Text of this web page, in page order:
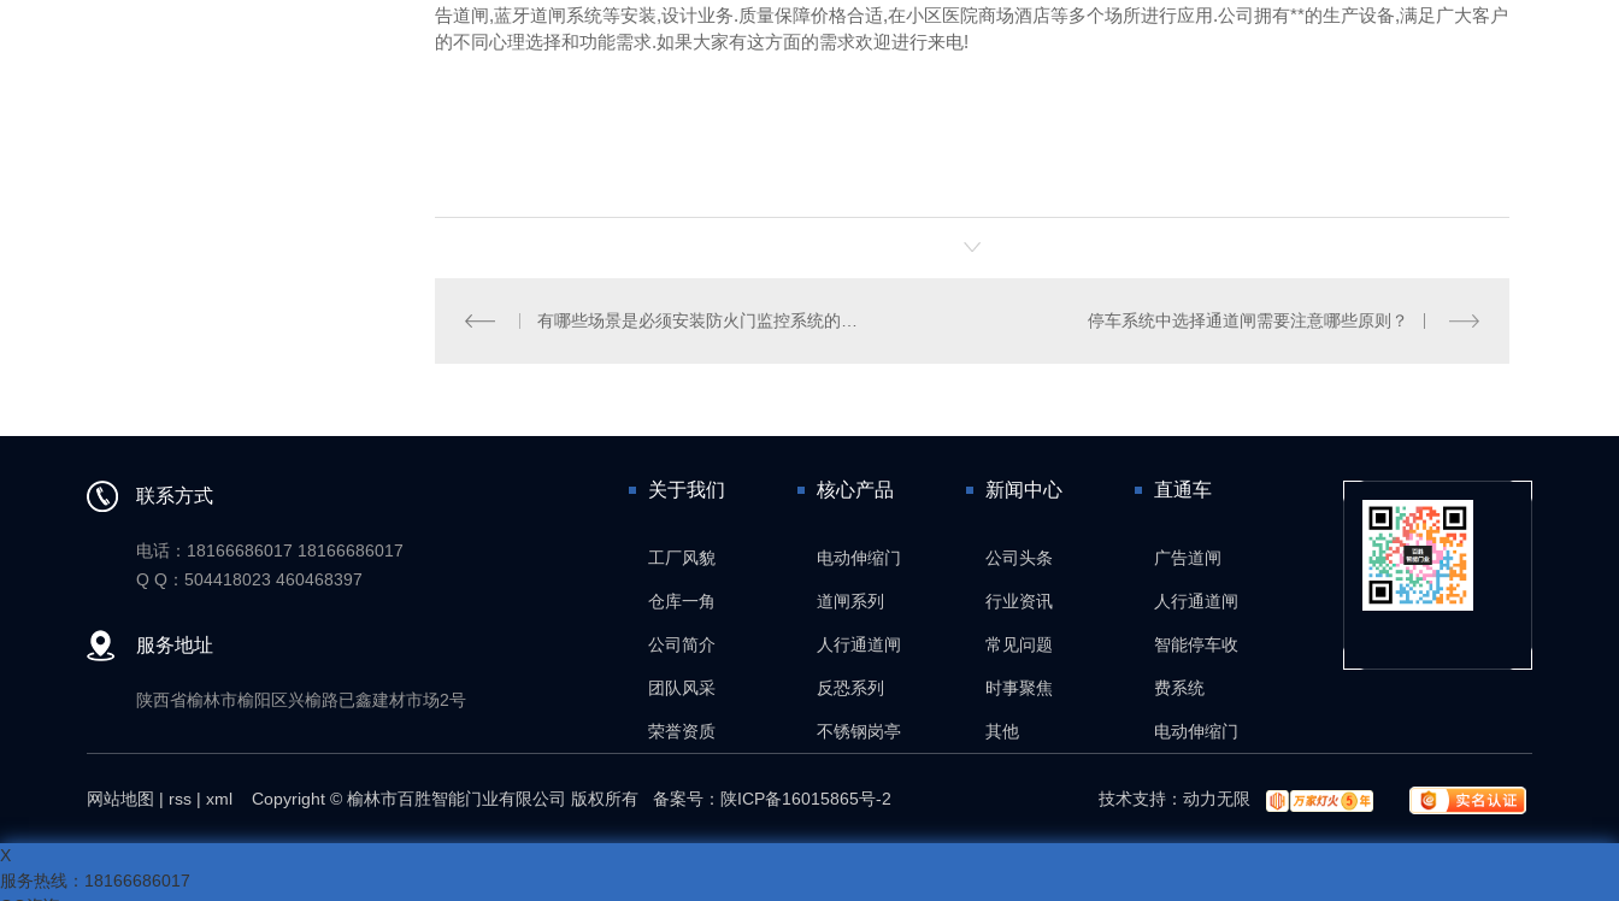
告道闸,蓝牙道闸系统等安装,设计业务.质量保障价格合适,在小区医院商场酒店等多个场所进行应用.公司拥有**的生产设备,满足广大客户
的不同心理选择和功能需求.如果大家有这方面的需求欢迎进行来电!
有哪些场景是必须安装防火门监控系统的，一文读懂！ 停车系统中选择通道闸需要注意哪些原则？
联系方式
电话：18166686017 18166686017
Q Q：504418023 460468397
服务地址
陕西省榆林市榆阳区兴榆路已鑫建材市场2号
关于我们
工厂风貌
仓库一角
公司简介
团队风采
荣誉资质
核心产品
电动伸缩门
道闸系列
人行通道闸
反恐系列
不锈钢岗亭
新闻中心
公司头条
行业资讯
常见问题
时事聚焦
其他
直通车
广告道闸
人行通道闸
智能停车收
费系统
电动伸缩门
网站地图 | rss | xml Copyright © 榆林市百胜智能门业有限公司 版权所有 备案号： 陕ICP备16015865号-2 技术支持： 动力无限
X
服务热线： 18166686017